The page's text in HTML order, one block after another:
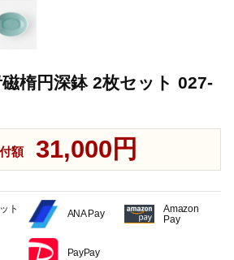
磁楕円深鉢 2枚セット 027-
額 31,000円
ト
ANA Pay
Amazon
Pay
PayPay